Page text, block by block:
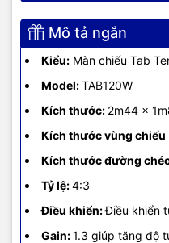
Mô tả ngắn
Kiểu: Màn chiếu Tab
Model:TAB120W
Kích thước: 2m44 x
Kích thước vùng
Kích thước đường
Tỷ lệ:4:3
Điều khiển:Điều khiển
Gain:1.3 giúp tăng độ